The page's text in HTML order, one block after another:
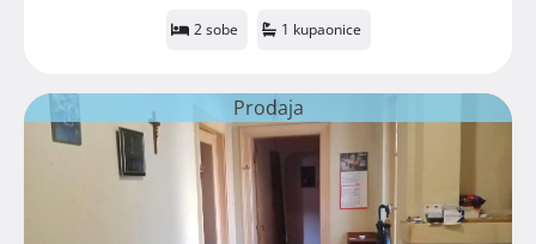
2 sobe 1 kupaonice
Prodaja